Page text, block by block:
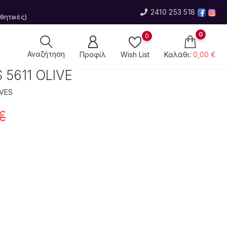
2410 253 518
Αναζήτηση
Προφίλ
0
Wish List
0
Καλάθι: 0,00 €
OLIVE